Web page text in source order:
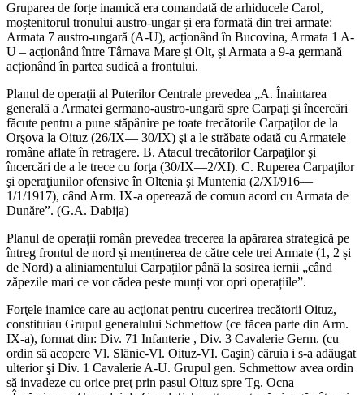
Gruparea de forțe inamică era comandată de arhiducele Carol,
moștenitorul tronului austro-ungar și era formată din trei armate:
Armata 7 austro-ungară (A-U), acționând în Bucovina, Armata 1 A-
U – acționând între Târnava Mare și Olt, și Armata a 9-a germană
acționând în partea sudică a frontului.
Planul de operații al Puterilor Centrale prevedea „A. Înaintarea
generală a Armatei germano-austro-ungară spre Carpaţi şi încercări
făcute pentru a pune stăpânire pe toate trecătorile Carpaţilor de la
Orşova la Oituz (26/IX— 30/IX) şi a le străbate odată cu Armatele
române aflate în retragere. B. Atacul trecătorilor Carpaţilor şi
încercări de a le trece cu forţa (30/IX—2/XI). C. Ruperea Carpaţilor
şi operaţiunilor ofensive în Oltenia şi Muntenia (2/XI/916—
1/1/1917), când Arm. IX-a operează de comun acord cu Armata de
Dunăre”. (G.A. Dabija)
Planul de operații român prevedea trecerea la apărarea strategică pe
întreg frontul de nord și menținerea de către cele trei Armate (1, 2 și
de Nord) a aliniamentului Carpaților până la sosirea iernii „când
zăpezile mari ce vor cădea peste munți vor opri operațiile”.
Forţele inamice care au acţionat pentru cucerirea trecătorii Oituz,
constituiau Grupul generalului Schmettow (ce făcea parte din Arm.
IX-a), format din: Div. 71 Infanterie , Div. 3 Cavalerie Germ. (cu
ordin să acopere Vl. Slănic-Vl. Oituz-VI. Caşin) căruia i s-a adăugat
ulterior şi Div. 1 Cavalerie A-U. Grupul gen. Schmettow avea ordin
să invadeze cu orice preţ prin pasul Oituz spre Tg. Ocna